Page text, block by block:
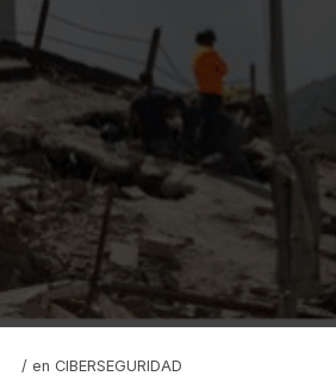
/ en CIBERSEGURIDAD